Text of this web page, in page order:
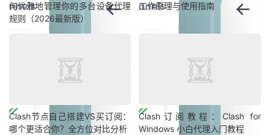
何优雅地管理你的多台设备代理
规则（2026最新版）
工作原理与使用指南
Clash节点自己搭建VS买订阅：
哪个更适合你？全方位对比分析
Clash订阅教程：Clash for
Windows 小白代理入门教程